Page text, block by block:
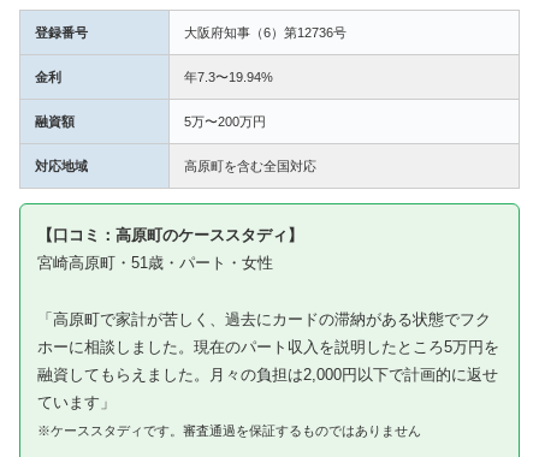
登録番号 大阪府知事（6）第12736号
金利 年7.3〜19.94%
融資額 5万〜200万円
対応地域 高原町を含む全国対応
【口コミ：高原町のケーススタディ】
宮崎高原町・51歳・パート・女性
「高原町で家計が苦しく、過去にカードの滞納がある状態でフク
ホーに相談しました。現在のパート収入を説明したところ5万円を
融資してもらえました。月々の負担は2,000円以下で計画的に返せ
ています」
※ケーススタディです。審査通過を保証するものではありません